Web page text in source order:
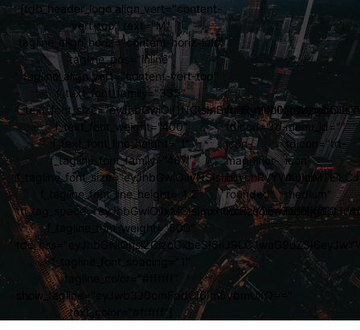
[tdb_header_logo align_vert="content-
vert-top" text="M"
tagline_align_horiz="content-horiz-left"
tagline_pos="inline"
tagline_align_vert="content-vert-top"
f_text_font_family="335"
f_text_font_weight="400"
f_text_font_line_height="1"
f_tagline_font_family="467"
f_tagline_font_line_height="1.2"
f_tagline_font_weight="500"
f_tagline_font_spacing="1"
tagline_color="#ffffff"
show_tagline="eyJwb3J0cmFpdCI6Im5vbmUifQ=="
text_color="#ffffff"]
[tdb_mobile_search
tdicon="td-
icon-
magnifier-
big-
rounded"
icon_color="#ffffff"]
menu_id=""
tdicon="td-
icon-
menu-
medium"